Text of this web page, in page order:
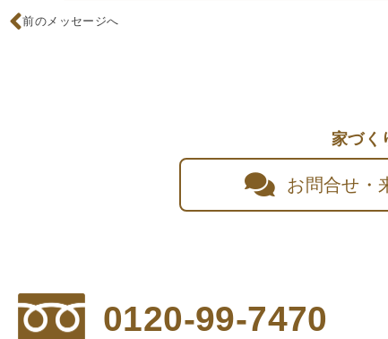
前のメッセージへ
家づく
お問合せ・
0120-99-7470